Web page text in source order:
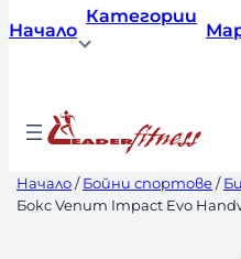
Начало
Категории
Начало/Бойни спортове/
Бокс Venum Impact Evo